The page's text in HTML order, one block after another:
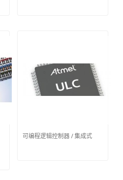
可编程逻辑控制器 / 集成式